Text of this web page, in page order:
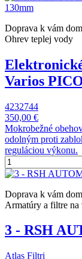
Doprava k vám
Ohrev teplej vody
Varios
4232744
350,00 €
Mokrobežné
odolným proti
reguláciou výkonu.
Doprava k vám
Armatúry a filtre na
3 - RSH
Atlas Filtri